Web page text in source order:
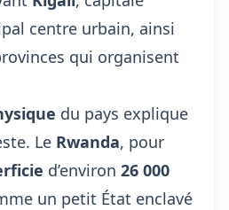
centre urbain, ainsi
qui organisent
du pays explique
Le Rwanda, pour
d’environ 26 000
un petit État enclavé